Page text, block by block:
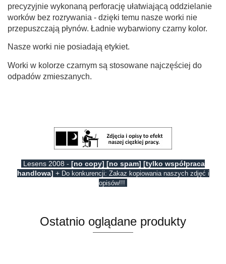
precyzyjnie wykonaną perforację ułatwiającą oddzielanie
worków bez rozrywania - dzięki temu nasze worki nie
przepuszczają płynów. Ładnie wybarwiony czarny kolor.
Nasze worki nie posiadają etykiet.
Worki w kolorze czarnym są stosowane najczęściej do
odpadów zmieszanych.
Lesens 2008 - [no copy] [no spam] [tylko współpraca
handlowa] + Do konkurencji: Zakaz kopiowania naszych zdjęć i
opisów!!!
Ostatnio oglądane produkty